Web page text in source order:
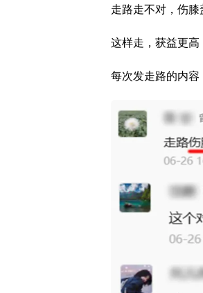
走路走不对，伤膝
这样走，获益更高
每次发走路的内